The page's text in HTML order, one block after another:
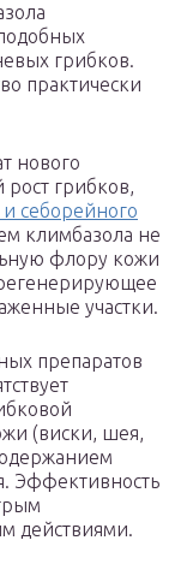
грибков.
практически
нового
грибков,
себорейного
климбазола не
флору кожи
участки.
препаратов
(виски, шея,
Эффективность
действиями.